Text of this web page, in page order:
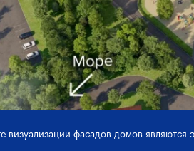
визуализации фасадов домов